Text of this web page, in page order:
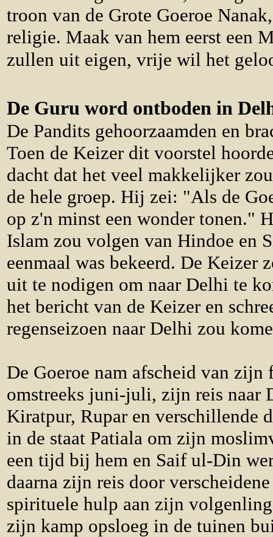
troon van de Grote Goeroe
religie. Maak van hem eerst een
zullen uit eigen, vrije wil het
De Guru word ontboden in
De Pandits gehoorzaamden en
Toen de Keizer dit voorstel
dacht dat het veel makkelijker
de hele groep. Hij zei: "Als de
op z'n minst een wonder tonen."
Islam zou volgen van Hindoe en
eenmaal was bekeerd. De Keizer
uit te nodigen om naar Delhi te
het bericht van de Keizer en
regenseizoen naar Delhi zou
De Goeroe nam afscheid van
omstreeks juni-juli, zijn reis naar
Kiratpur, Rupar en verschillende
in de staat Patiala om zijn
een tijd bij hem en Saif ul-Din
daarna zijn reis door
spirituele hulp aan zijn
zijn kamp opsloeg in de tuinen